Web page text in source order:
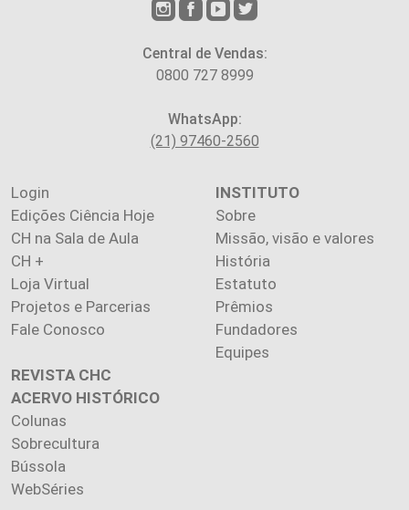
Central de Vendas:
0800 727 8999
WhatsApp:
(21) 97460-2560
Login
Edições Ciência Hoje
CH na Sala de Aula
CH +
Loja Virtual
Projetos e Parcerias
Fale Conosco
INSTITUTO
Sobre
Missão, visão e valores
História
Estatuto
Prêmios
Fundadores
Equipes
REVISTA CHC
ACERVO HISTÓRICO
Colunas
Sobrecultura
Bússola
WebSéries